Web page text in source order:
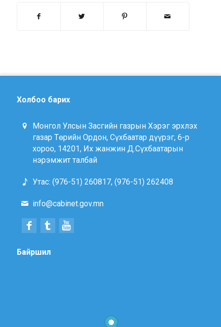
Холбоо барих
Монгол Улсын Засгийн газрын Хэрэг эрхлэх
газар Төрийн Ордон, Сүхбаатар дүүрэг, 6-р
хороо, 14201, Их жанжин Д.Сүхбаатарын
нэрэмжит талбай
Утас: (976-51) 260817, (976-51) 262408
info@cabinet.gov.mn
Байршил